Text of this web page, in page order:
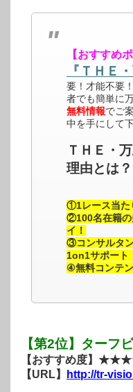
【おすすめ
『ＴＨＥ
要！才能不要
者でも簡単に
無料情報でご
中を手にして下
ＴＨＥ・
理由とは？
①1レース当た
②100名在籍の
イ！
③コンサルタ
1on1サポート
④無料コンテ
【第2位】ターフ
【おすすめ度】
【URL】
http://tr-